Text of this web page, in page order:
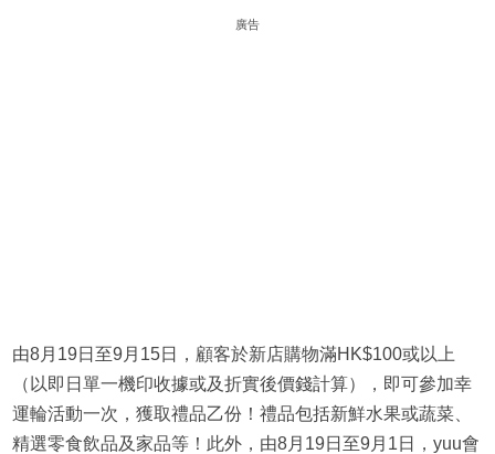
廣告
由8月19日至9月15日，顧客於新店購物滿HK$100或以上
（以即日單一機印收據或及折實後價錢計算），即可參加幸
運輪活動一次，獲取禮品乙份！禮品包括新鮮水果或蔬菜、
精選零食飲品及家品等！此外，由8月19日至9月1日，yuu會